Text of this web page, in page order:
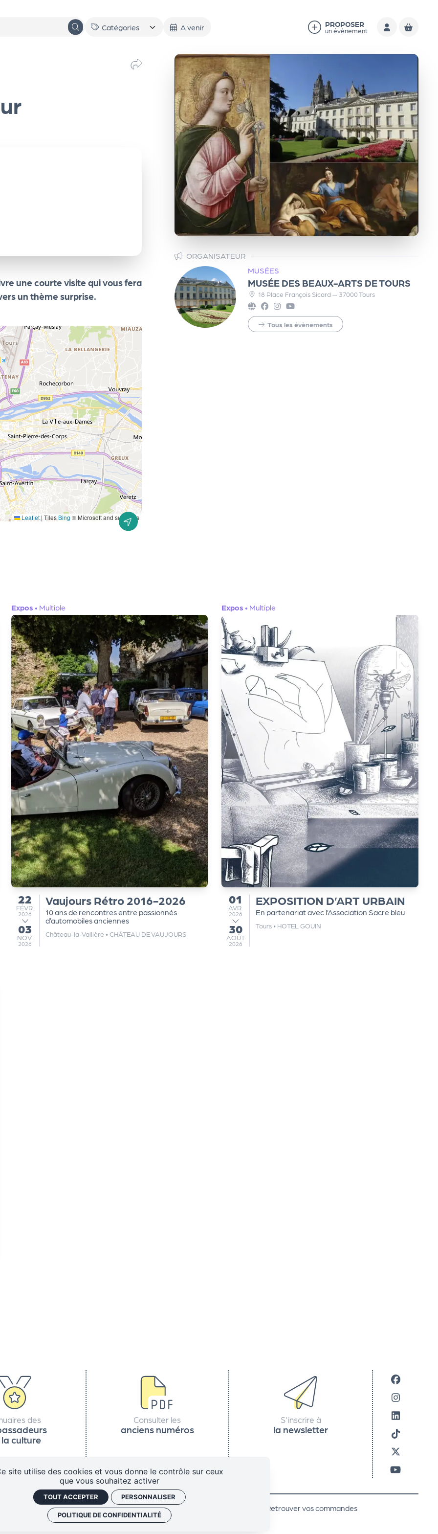
site utilise des cookies et vous donne le contrôle sur ceux
que vous souhaitez activer
TOUT ACCEPTER PERSONNALISER
POLITIQUE DE CONFIDENTIALITÉ
A venir PROPOSER
un évènement
une courte visite qui vous fera
un thème surprise.
Leaflet |TilesBing © Microsoft and suppliers
ORGANISATEUR
MUSÉES
MUSÉE DES BEAUX-ARTS DE TOURS
18 Place François Sicard — 37000 Tours
Tous les évènements
Expos • Multiple
du
22
FÉVRIER
FÉVR.
2026
au
03
NOVEMBRE
NOV.
2026
Vaujours Rétro 2016-2026
10 ans de rencontres entre passionnés
d’automobiles anciennes
Château-la-Vallière •CHÂTEAU DE VAUJOURS
Expos • Multiple
du
01
AVRIL
AVR.
2026
au
30
AOÛT
AOÛT
2026
EXPOSITION D’ART URBAIN
En partenariat avec l’Association Sacre bleu
Tours • HOTEL GOUIN
des
culture
Consulter les
anciens numéros
S'inscrire à
la newsletter
Politique de confidentialité Gestion des cookies Retrouver vos commandes